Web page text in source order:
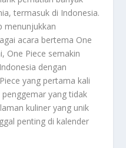
termasuk di Indonesia.
menunjukkan
acara bertema One
One Piece semakin
dengan
yang pertama kali
yang tidak
kuliner yang unik
penting di kalender